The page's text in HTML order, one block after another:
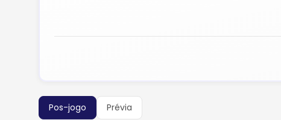
Pos-jogo Prévia